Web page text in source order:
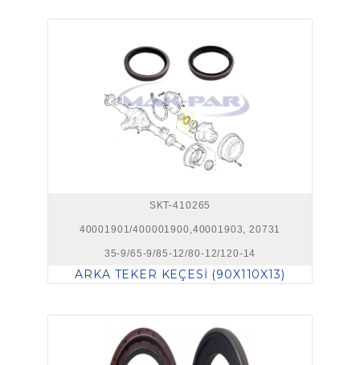
SKT-410265
40001901/400001900,40001903, 20731
35-9/65-9/85-12/80-12/120-14
ARKA TEKER KEÇESİ (90X110X13)